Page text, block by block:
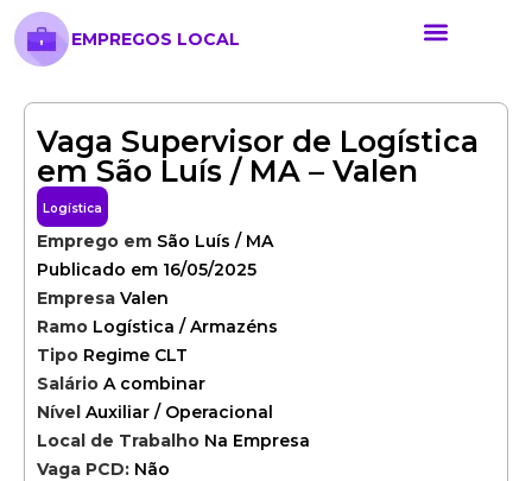
EMPREGOS LOCAL
Vaga Supervisor de Logística
em São Luís / MA – Valen
Logística
Emprego em São Luís / MA
Publicado em 16/05/2025
Empresa Valen
Ramo Logística / Armazéns
Tipo Regime CLT
Salário A combinar
Nível Auxiliar / Operacional
Local de Trabalho Na Empresa
Vaga PCD: Não